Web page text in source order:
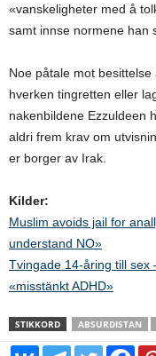
«vanskeligheter med å
samt innse normene han
Noe påtale mot
hverken tingretten eller
nakenbildene Ezzuldeen
aldri frem krav om
er borger av Irak.
Kilder:
Muslim avoids jail for
understand NO»
Tvingade 14-åring till sex
«misstänkt ADHD»
STIKKORD ABSURDISTAN